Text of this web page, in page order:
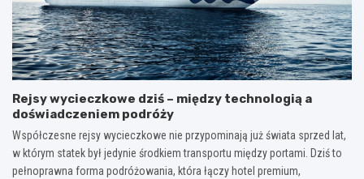
Rejsy wycieczkowe dziś – między technologią a
doświadczeniem podróży
Współczesne rejsy wycieczkowe nie przypominają już świata sprzed lat,
w którym statek był jedynie środkiem transportu między portami. Dziś to
pełnoprawna forma podróżowania, która łączy hotel premium,